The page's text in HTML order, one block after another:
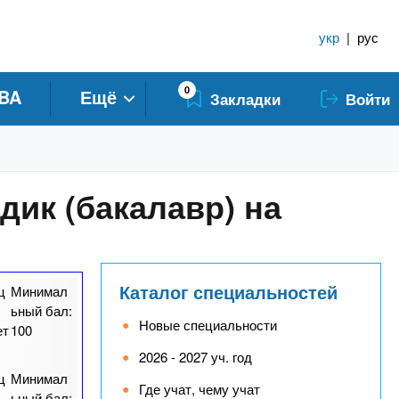
укр | рус
Ещё 0 Закладки Войти
(бакалавр) на
Минимал
ьный бал:
100
Минимал
Каталог специальностей
Новые специальности
2026 - 2027 уч. год
Где учат, чему учат